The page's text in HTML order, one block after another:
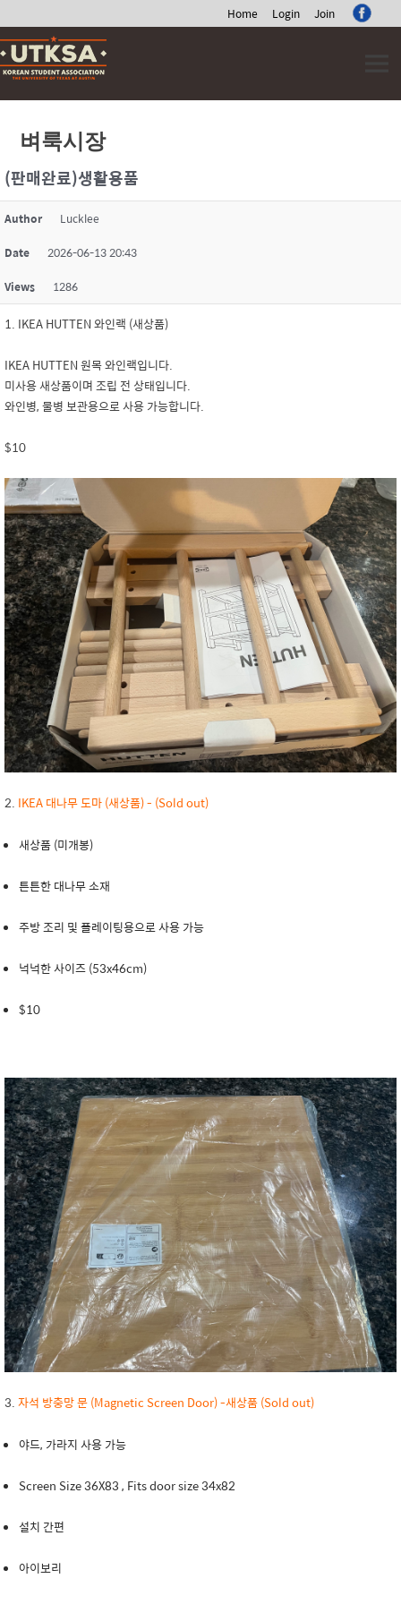
Home Login Join
Skip
to
content
벼룩시장
(판매완료)생활용품
Author Lucklee
Date 2026-06-13 20:43
Views 1286
1. IKEA HUTTEN 와인랙 (새상품)
IKEA HUTTEN 원목 와인랙입니다.
미사용 새상품이며 조립 전 상태입니다.
와인병, 물병 보관용으로 사용 가능합니다.
$10
2. IKEA 대나무 도마 (새상품) - (Sold out)
새상품 (미개봉)
튼튼한 대나무 소재
주방 조리 및 플레이팅용으로 사용 가능
넉넉한 사이즈 (53x46cm)
$10
3.자석 방충망 문 (Magnetic Screen Door) -새상품 (Sold out)
야드, 가라지 사용 가능
Screen Size 36X83 , Fits door size 34x82
설치 간편
아이보리